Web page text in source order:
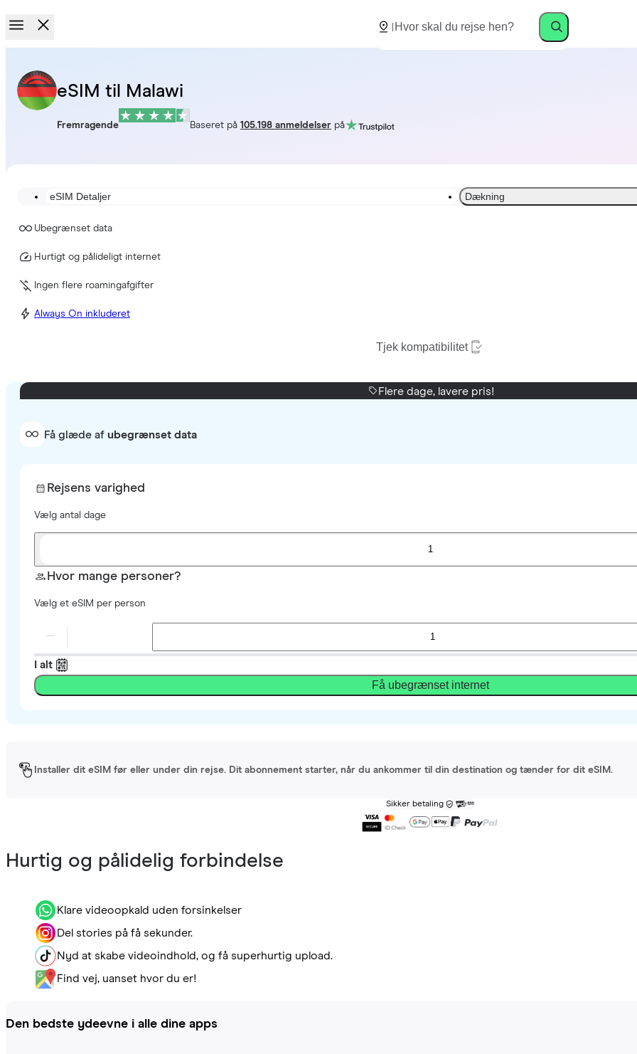
eSIM til Malawi
Fremragende Baseret på 105.198 anmeldelser på
eSIM Detaljer Dækning
Ubegrænset data
Hurtigt og pålideligt internet
Ingen flere roamingafgifter
Always On inkluderet
Tjek kompatibilitet
Flere dage, lavere pris!
Få glæde af ubegrænset data
Rejsens varighed
Vælg antal dage
1
Hvor mange personer?
Vælg et eSIM per person
I alt
Få ubegrænset internet
Installer dit eSIM før eller under din rejse. Dit abonnement starter, når du ankommer til din destination og tænder for dit eSIM.
Sikker betaling
Hurtig og pålidelig forbindelse
Klare videoopkald uden forsinkelser
Del stories på få sekunder.
Nyd at skabe videoindhold, og få superhurtig upload.
Find vej, uanset hvor du er!
Den bedste ydeevne i alle dine apps